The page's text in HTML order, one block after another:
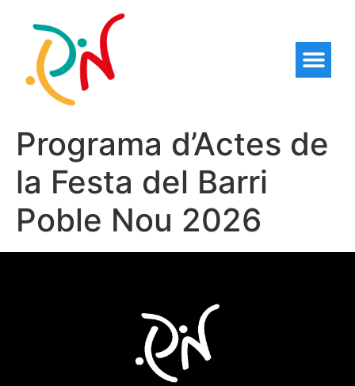
Programa d’Actes de
la Festa del Barri
Poble Nou 2026